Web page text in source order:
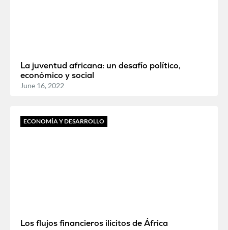
La juventud africana: un desafío político,
económico y social
June 16, 2022
ECONOMÍA Y DESARROLLO
Los flujos financieros ilícitos de África